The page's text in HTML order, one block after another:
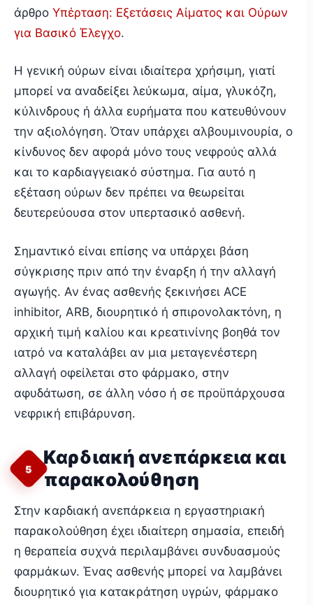
άρθρο Υπέρταση: Εξετάσεις Αίματος και Ούρων
για Βασικό Έλεγχο.
Η γενική ούρων είναι ιδιαίτερα χρήσιμη, γιατί
μπορεί να αναδείξει λεύκωμα, αίμα, γλυκόζη,
κύλινδρους ή άλλα ευρήματα που κατευθύνουν
την αξιολόγηση. Όταν υπάρχει αλβουμινουρία, ο
κίνδυνος δεν αφορά μόνο τους νεφρούς αλλά
και το καρδιαγγειακό σύστημα. Για αυτό η
εξέταση ούρων δεν πρέπει να θεωρείται
δευτερεύουσα στον υπερτασικό ασθενή.
Σημαντικό είναι επίσης να υπάρχει βάση
σύγκρισης πριν από την έναρξη ή την αλλαγή
αγωγής. Αν ένας ασθενής ξεκινήσει ACE
inhibitor, ARB, διουρητικό ή σπιρονολακτόνη, η
αρχική τιμή καλίου και κρεατινίνης βοηθά τον
ιατρό να καταλάβει αν μια μεταγενέστερη
αλλαγή οφείλεται στο φάρμακο, στην
αφυδάτωση, σε άλλη νόσο ή σε προϋπάρχουσα
νεφρική επιβάρυνση.
5
Καρδιακή ανεπάρκεια και
παρακολούθηση
Στην καρδιακή ανεπάρκεια η εργαστηριακή
παρακολούθηση έχει ιδιαίτερη σημασία, επειδή
η θεραπεία συχνά περιλαμβάνει συνδυασμούς
φαρμάκων. Ένας ασθενής μπορεί να λαμβάνει
διουρητικό για κατακράτηση υγρών, φάρμακο